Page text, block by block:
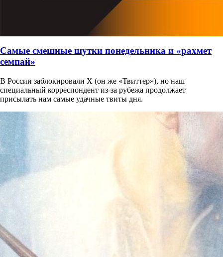
Самые смешные шутки понедельника и «рахмет
семпай»
В России заблокировали X (он же «Твиттер»), но наш
специальный корреспондент из-за рубежа продолжает
присылать нам самые удачные твиты дня.